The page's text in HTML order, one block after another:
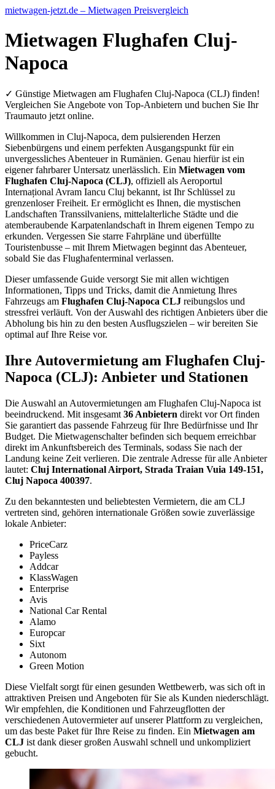
mietwagen-jetzt.de – Mietwagen Preisvergleich
Mietwagen Flughafen Cluj-
Napoca
✓ Günstige Mietwagen am Flughafen Cluj-Napoca (CLJ) finden!
Vergleichen Sie Angebote von Top-Anbietern und buchen Sie Ihr
Traumauto jetzt online.
Willkommen in Cluj-Napoca, dem pulsierenden Herzen
Siebenbürgens und einem perfekten Ausgangspunkt für ein
unvergessliches Abenteuer in Rumänien. Genau hierfür ist ein
eigener fahrbarer Untersatz unerlässlich. Ein Mietwagen vom
Flughafen Cluj-Napoca (CLJ), offiziell als Aeroportul
Internațional Avram Iancu Cluj bekannt, ist Ihr Schlüssel zu
grenzenloser Freiheit. Er ermöglicht es Ihnen, die mystischen
Landschaften Transsilvaniens, mittelalterliche Städte und die
atemberaubende Karpatenlandschaft in Ihrem eigenen Tempo zu
erkunden. Vergessen Sie starre Fahrpläne und überfüllte
Touristenbusse – mit Ihrem Mietwagen beginnt das Abenteuer,
sobald Sie das Flughafenterminal verlassen.
Dieser umfassende Guide versorgt Sie mit allen wichtigen
Informationen, Tipps und Tricks, damit die Anmietung Ihres
Fahrzeugs am Flughafen Cluj-Napoca CLJ reibungslos und
stressfrei verläuft. Von der Auswahl des richtigen Anbieters über die
Abholung bis hin zu den besten Ausflugszielen – wir bereiten Sie
optimal auf Ihre Reise vor.
Ihre Autovermietung am Flughafen Cluj-
Napoca (CLJ): Anbieter und Stationen
Die Auswahl an Autovermietungen am Flughafen Cluj-Napoca ist
beeindruckend. Mit insgesamt 36 Anbietern direkt vor Ort finden
Sie garantiert das passende Fahrzeug für Ihre Bedürfnisse und Ihr
Budget. Die Mietwagenschalter befinden sich bequem erreichbar
direkt im Ankunftsbereich des Terminals, sodass Sie nach der
Landung keine Zeit verlieren. Die zentrale Adresse für alle Anbieter
lautet: Cluj International Airport, Strada Traian Vuia 149-151,
Cluj Napoca 400397.
Zu den bekanntesten und beliebtesten Vermietern, die am CLJ
vertreten sind, gehören internationale Größen sowie zuverlässige
lokale Anbieter:
PriceCarz
Payless
Addcar
KlassWagen
Enterprise
Avis
National Car Rental
Alamo
Europcar
Sixt
Autonom
Green Motion
Diese Vielfalt sorgt für einen gesunden Wettbewerb, was sich oft in
attraktiven Preisen und Angeboten für Sie als Kunden niederschlägt.
Wir empfehlen, die Konditionen und Fahrzeugflotten der
verschiedenen Autovermieter auf unserer Plattform zu vergleichen,
um das beste Paket für Ihre Reise zu finden. Ein Mietwagen am
CLJ ist dank dieser großen Auswahl schnell und unkompliziert
gebucht.